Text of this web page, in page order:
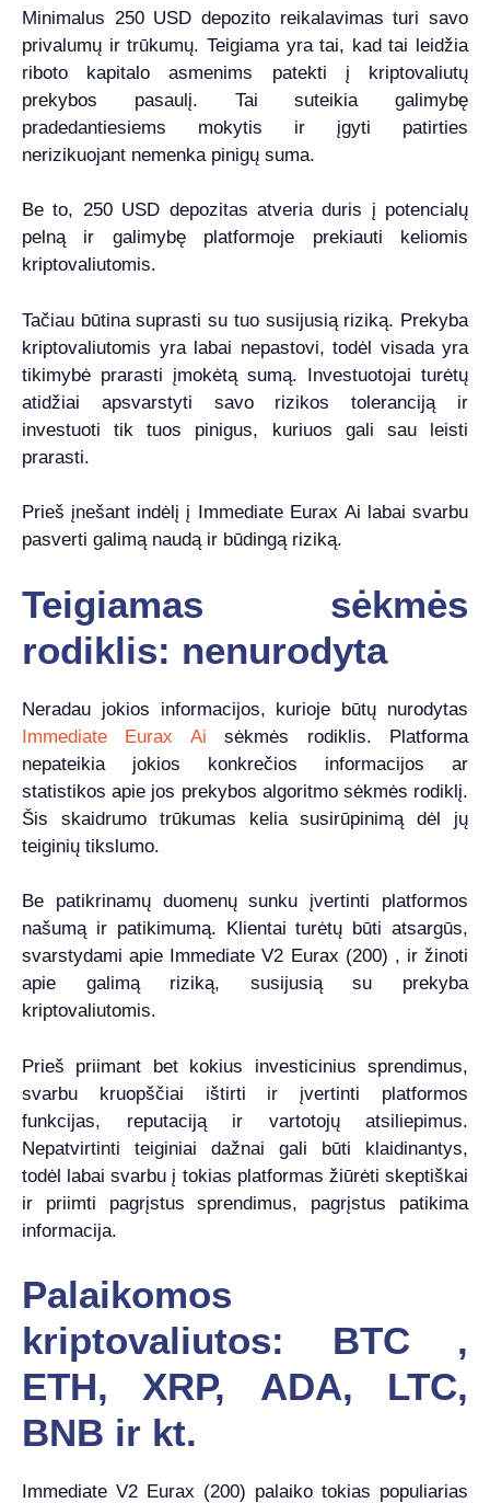
Minimalus 250 USD depozito reikalavimas turi savo
privalumų ir trūkumų. Teigiama yra tai, kad tai leidžia
riboto kapitalo asmenims patekti į kriptovaliutų
prekybos pasaulį. Tai suteikia galimybę
pradedantiesiems mokytis ir įgyti patirties
nerizikuojant nemenka pinigų suma.
Be to, 250 USD depozitas atveria duris į potencialų
pelną ir galimybę platformoje prekiauti keliomis
kriptovaliutomis.
Tačiau būtina suprasti su tuo susijusią riziką. Prekyba
kriptovaliutomis yra labai nepastovi, todėl visada yra
tikimybė prarasti įmokėtą sumą. Investuotojai turėtų
atidžiai apsvarstyti savo rizikos toleranciją ir
investuoti tik tuos pinigus, kuriuos gali sau leisti
prarasti.
Prieš įnešant indėlį į Immediate Eurax Ai labai svarbu
pasverti galimą naudą ir būdingą riziką.
Teigiamas sėkmės
rodiklis: nenurodyta
Neradau jokios informacijos, kurioje būtų nurodytas
Immediate Eurax Ai sėkmės rodiklis. Platforma
nepateikia jokios konkrečios informacijos ar
statistikos apie jos prekybos algoritmo sėkmės rodiklį.
Šis skaidrumo trūkumas kelia susirūpinimą dėl jų
teiginių tikslumo.
Be patikrinamų duomenų sunku įvertinti platformos
našumą ir patikimumą. Klientai turėtų būti atsargūs,
svarstydami apie Immediate V2 Eurax (200) , ir žinoti
apie galimą riziką, susijusią su prekyba
kriptovaliutomis.
Prieš priimant bet kokius investicinius sprendimus,
svarbu kruopščiai ištirti ir įvertinti platformos
funkcijas, reputaciją ir vartotojų atsiliepimus.
Nepatvirtinti teiginiai dažnai gali būti klaidinantys,
todėl labai svarbu į tokias platformas žiūrėti skeptiškai
ir priimti pagrįstus sprendimus, pagrįstus patikima
informacija.
Palaikomos
kriptovaliutos: BTC ,
ETH, XRP, ADA, LTC,
BNB ir kt.
Immediate V2 Eurax (200) palaiko tokias populiarias